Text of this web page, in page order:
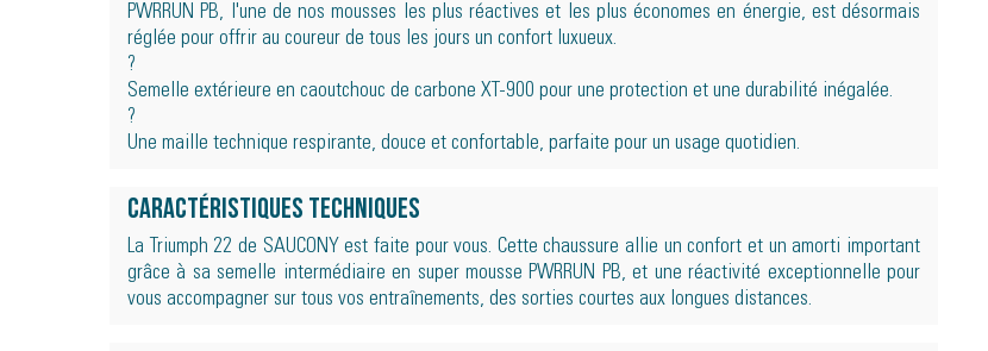
PWRRUN PB, l'une de nos mousses les plus réactives et les plus économes en énergie, est désormais
réglée pour offrir au coureur de tous les jours un confort luxueux.
?
Semelle extérieure en caoutchouc de carbone XT-900 pour une protection et une durabilité inégalée.
?
Une maille technique respirante, douce et confortable, parfaite pour un usage quotidien.
Caractéristiques techniques
La Triumph 22 de SAUCONY est faite pour vous. Cette chaussure allie un confort et un amorti important
grâce à sa semelle intermédiaire en super mousse PWRRUN PB, et une réactivité exceptionnelle pour
vous accompagner sur tous vos entraînements, des sorties courtes aux longues distances.